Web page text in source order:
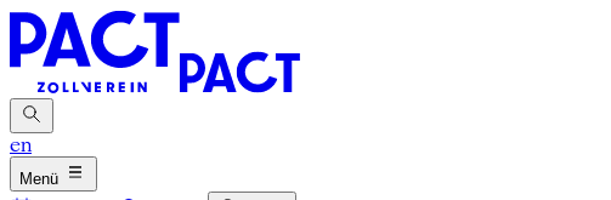
en
Menü